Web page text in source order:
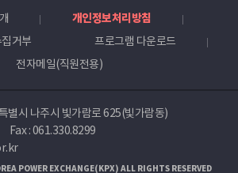
개인정보처리방침
거부
프로그램 다운로드
전자메일(직원전용)
별시 나주시 빛가람로 625(빛가람동)
Fax : 061.330.8299
POWER EXCHANGE(KPX) ALL RIGHTS RESERVED